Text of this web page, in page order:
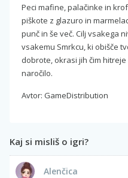
Peci mafine, palačinke in
piškote z glazuro in
punč in še več. Cilj vsakega
vsakemu Smrkcu, ki obišče
dobrote, okrasi jih čim
naročilo.
Avtor: GameDistribution
Kaj si misliš o igri?
Alenčica